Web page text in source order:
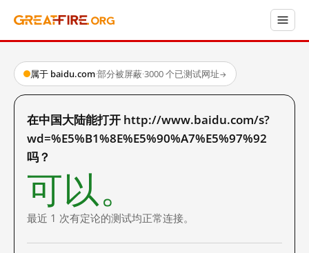
属于 baidu.com·部分被屏蔽·3000 个已测试网址→
在中国大陆能打开 http://www.baidu.com/s?
wd=%E5%B1%8E%E5%90%A7%E5%97%92
吗？
可以。
最近 1 次有定论的测试均正常连接。